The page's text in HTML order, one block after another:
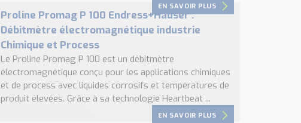
EN SAVOIR PLUS
Proline Promag P 100 Endress+Hauser :
Débitmètre électromagnétique industrie
Chimique et Process
Le Proline Promag P 100 est un débitmètre
électromagnétique conçu pour les applications chimiques
et de process avec liquides corrosifs et températures de
produit élevées. Grâce à sa technologie Heartbeat ...
EN SAVOIR PLUS